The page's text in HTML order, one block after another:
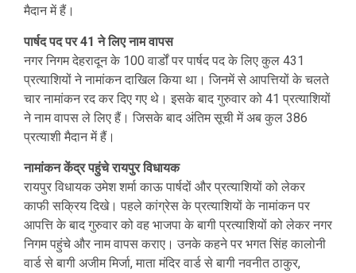
मैदान में हैं।
पार्षद पद पर 41 ने लिए नाम वापस
नगर निगम देहरादून के 100 वार्डों पर पार्षद पद के लिए कुल 431
प्रत्याशियों ने नामांकन दाखिल किया था। जिनमें से आपत्तियों के चलते
चार नामांकन रद कर दिए गए थे। इसके बाद गुरुवार को 41 प्रत्याशियों
ने नाम वापस ले लिए हैं। जिसके बाद अंतिम सूची में अब कुल 386
प्रत्याशी मैदान में हैं।
नामांकन केंद्र पहुंचे रायपुर विधायक
रायपुर विधायक उमेश शर्मा काऊ पार्षदों और प्रत्याशियों को लेकर
काफी सक्रिय दिखे। पहले कांग्रेस के प्रत्याशियों के नामांकन पर
आपत्ति के बाद गुरुवार को वह भाजपा के बागी प्रत्याशियों को लेकर नगर
निगम पहुंचे और नाम वापस कराए। उनके कहने पर भगत सिंह कालोनी
वार्ड से बागी अजीम मिर्जा, माता मंदिर वार्ड से बागी नवनीत ठाकुर,